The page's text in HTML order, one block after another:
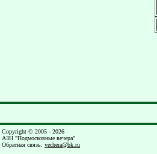
Copyright © 2005 - 2026
АЗН "Подмосковные вечера"
Обратная связь: vechera@bk.ru